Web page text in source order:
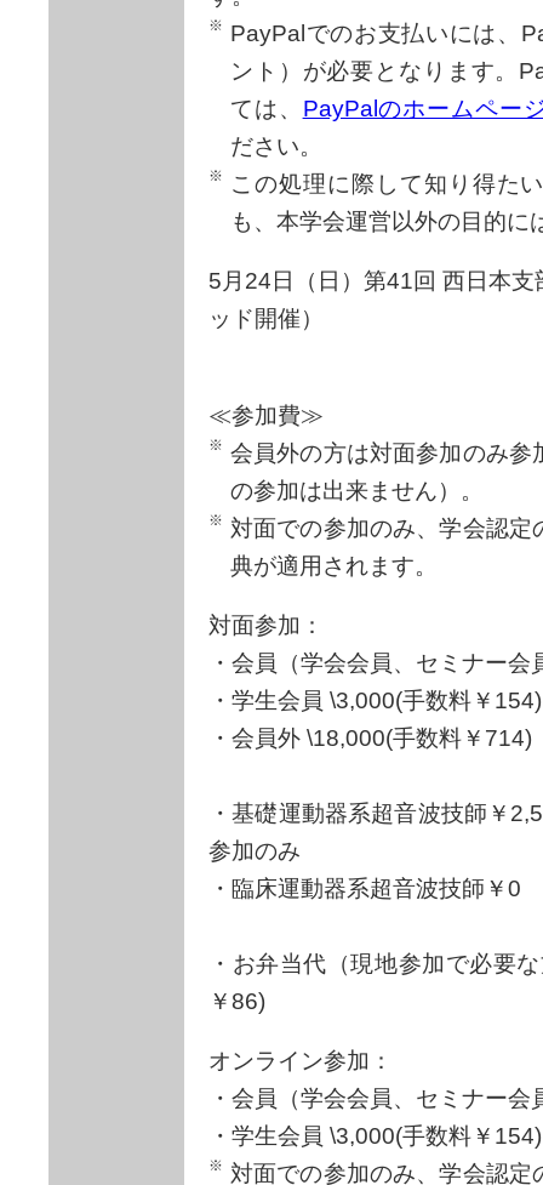
PayPalでのお支払いには、
ント）が必要となります。
ては、 PayPalのホームペー
ださい。
この処理に際して知り得た
も、本学会運営以外の目的に
5月24日（日）第41回 西日本
ッド開催）
≪参加費≫
会員外の方は対面参加のみ
の参加は出来ません）。
対面での参加のみ、学会認
典が適用されます。
対面参加：
・会員（学会会員、セミナー
・学生会員 \3,000(手数料￥154)
・会員外 \18,000(手数料￥714)
・基礎運動器系超音波技師￥
参加のみ
・臨床運動器系超音波技師￥
・お弁当代（現地参加で必要
￥86)
オンライン参加：
・会員（学会会員、セミナー
・学生会員 \3,000(手数料￥154)
対面での参加のみ、学会認